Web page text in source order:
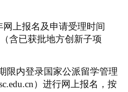
网上报名及申请受理时间
含已获批地方创新子项
限内登录国家公派留学管理
）进行网上报名，按